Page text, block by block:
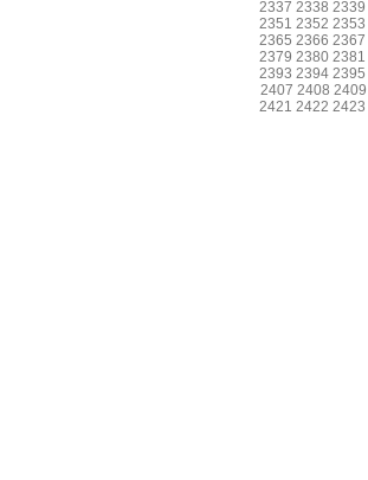
2337 2338 2339
2351 2352 2353
2365 2366 2367
2379 2380 2381
2393 2394 2395
2407 2408 2409
2421 2422 2423